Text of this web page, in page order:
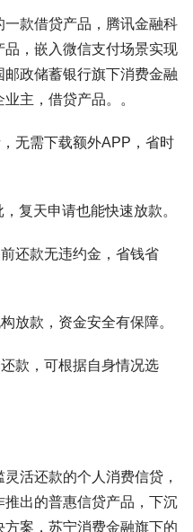
款借贷产品，腾讯金融科
，嵌入微信支付场景实现
政储蓄银行旗下消费金融
主，借贷产品。。
无需下载额外APP，省时
复天申请也能快速放款。
还款无违约金，省钱省
放款，资金安全有保障。
款，可根据自身情况选
活还款的个人消费信贷，
出的普惠信贷产品，下沉
案，苏宁消费金融旗下的